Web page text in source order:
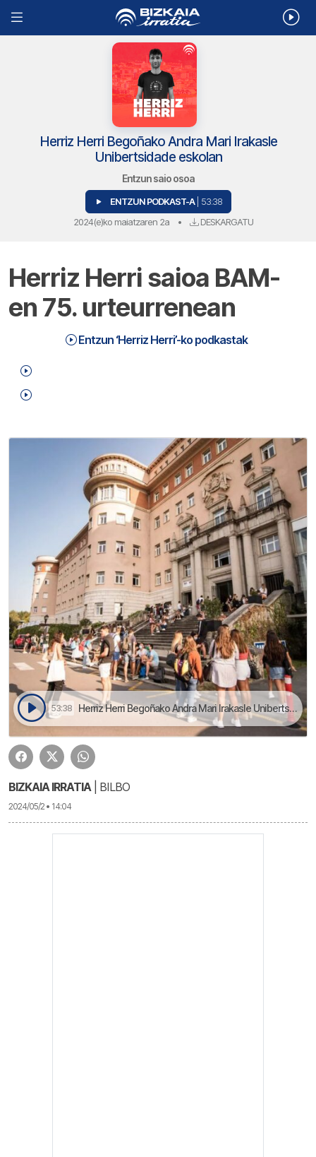
Herriz Herri Begoñako Andra Mari Irakasle
Unibertsidade eskolan
Entzun saio osoa
ENTZUN PODKAST-A | 53:38
2024(e)ko maiatzaren 2a • DESKARGATU
Herriz Herri saioa BAM-
en 75. urteurrenean
Entzun ‘Herriz Herri’-ko podkastak
53:38 Herriz Herri Begoñako Andra Mari Irakasle Unibertsidade eskolan | Herriz Herri
BIZKAIA IRRATIA | BILBO
2024/05/2 • 14:04